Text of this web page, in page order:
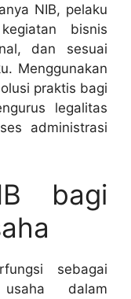
NIB, pelaku
bisnis
dan sesuai
Menggunakan
praktis bagi
legalitas
administrasi
bagi
sebagai
dalam